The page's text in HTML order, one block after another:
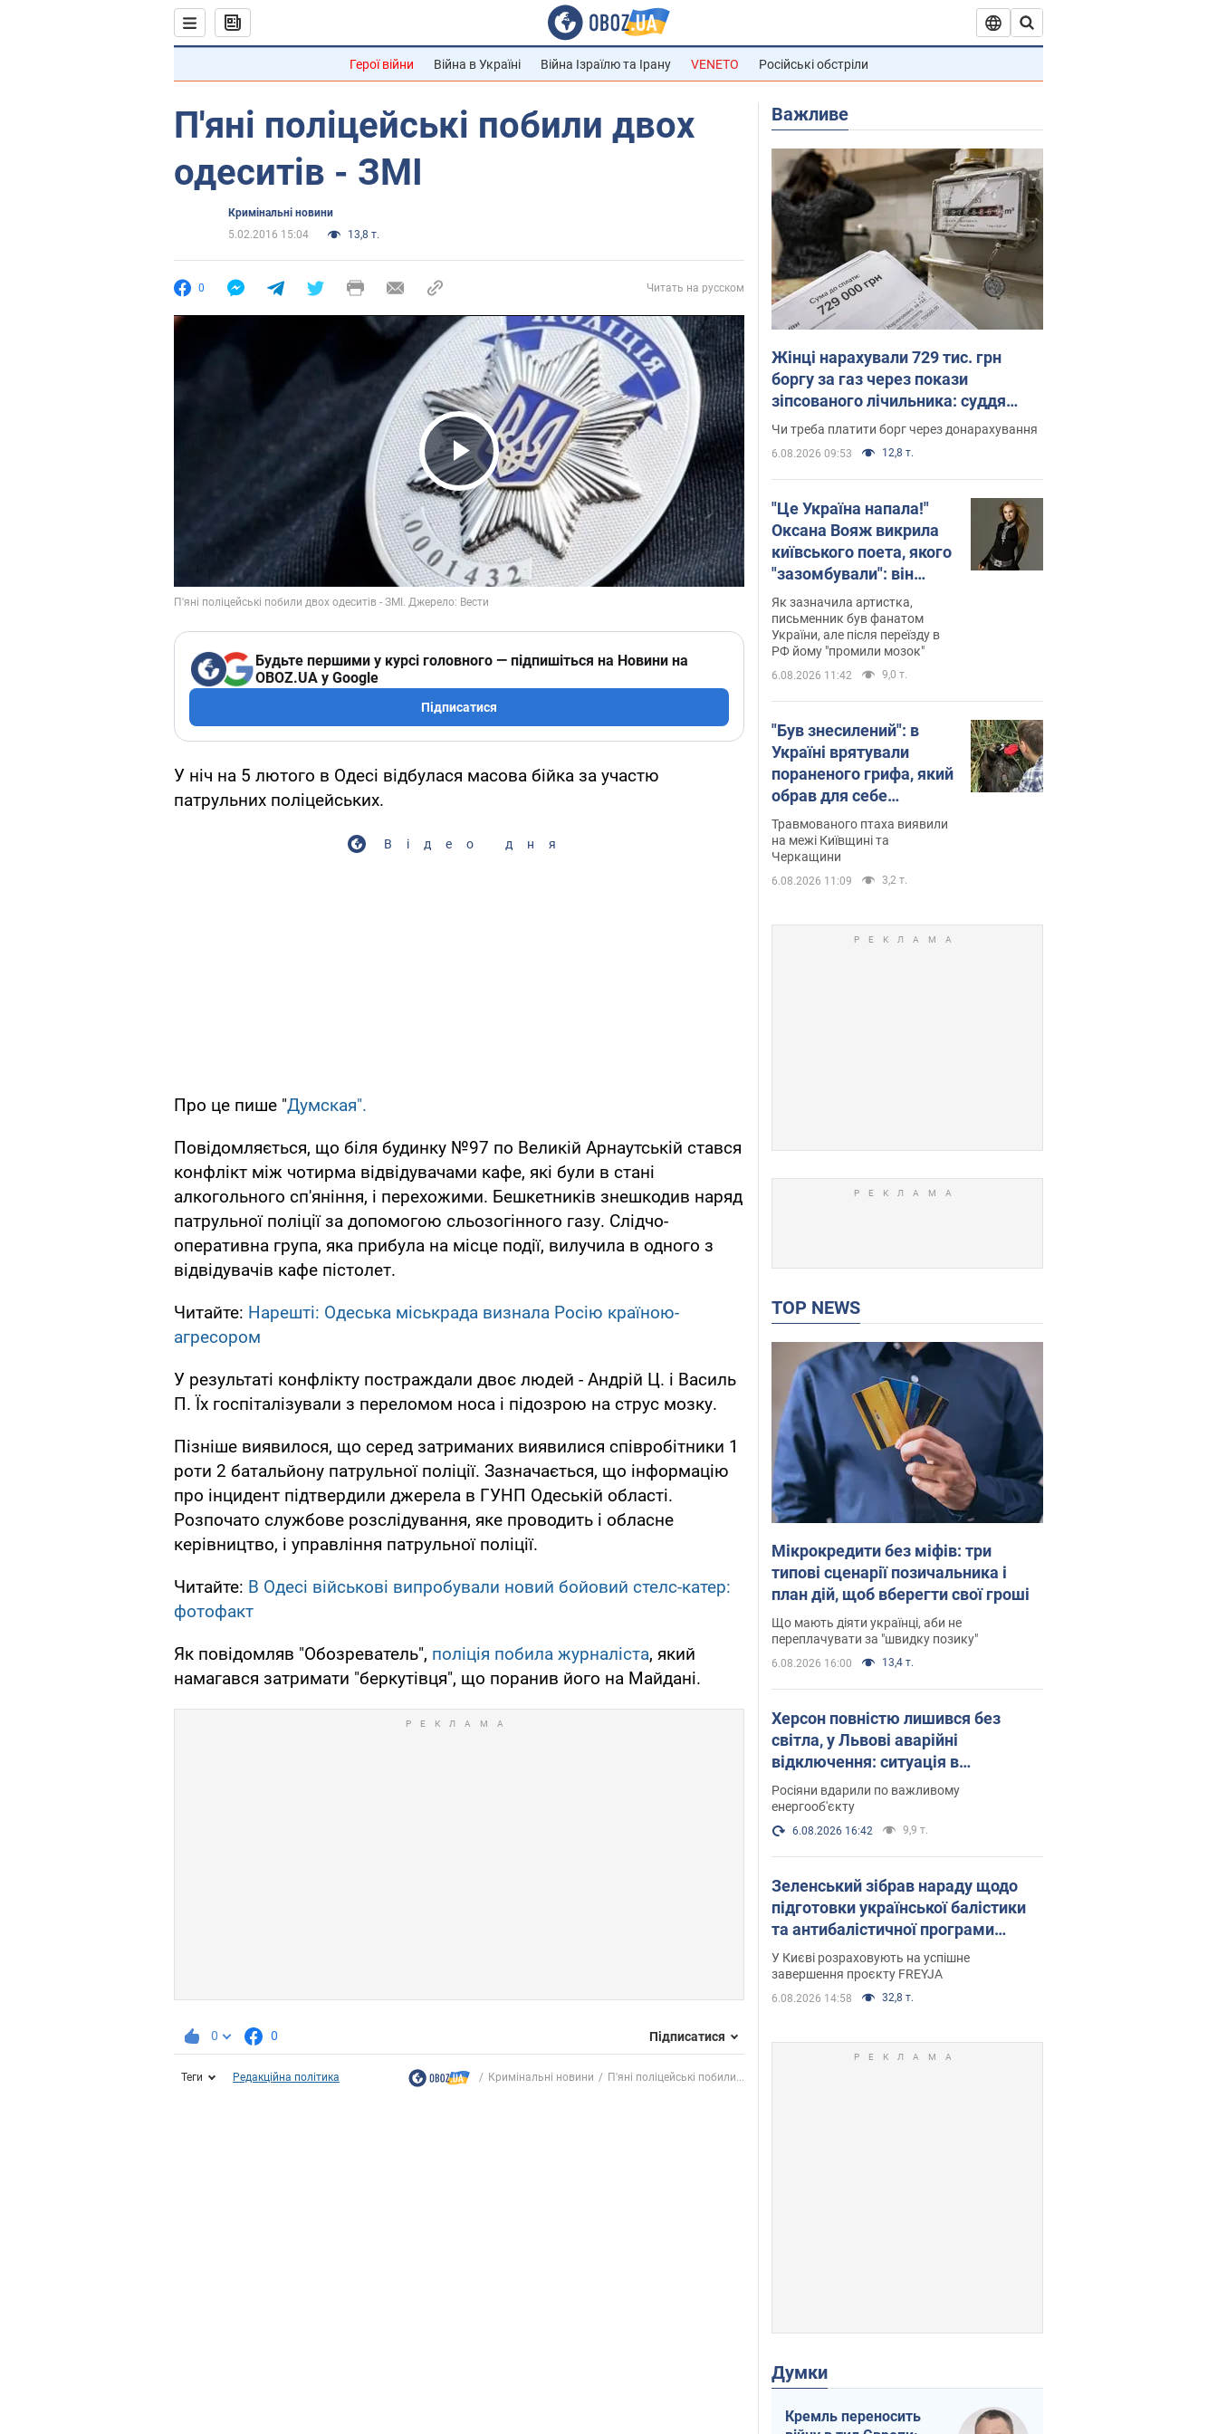
Герої війни Війна в Україні Війна Ізраїлю та Ірану VENETO Російські обстріли
П'яні поліцейські побили двох
одеситів - ЗМІ
Кримінальні новини
5.02.2016 15:04
13,8 т.
0 Читать на русском
Play Video
Будьте першими у курсі головного — підпишіться на Новини на
OBOZ.UA у Google
Підписатися
У ніч на 5 лютого в Одесі відбулася масова бійка за участю
патрульних поліцейських.
Відео дня
Про це пише "Думская".
Повідомляється, що біля будинку №97 по Великій Арнаутській стався
конфлікт між чотирма відвідувачами кафе, які були в стані
алкогольного сп'яніння, і перехожими. Бешкетників знешкодив наряд
патрульної поліції за допомогою сльозогінного газу. Слідчо-
оперативна група, яка прибула на місце події, вилучила в одного з
відвідувачів кафе пістолет.
Читайте: Нарешті: Одеська міськрада визнала Росію країною-
агресором
У результаті конфлікту постраждали двоє людей - Андрій Ц. і Василь
П. Їх госпіталізували з переломом носа і підозрою на струс мозку.
Пізніше виявилося, що серед затриманих виявилися співробітники 1
роти 2 батальйону патрульної поліції. Зазначається, що інформацію
про інцидент підтвердили джерела в ГУНП Одеській області.
Розпочато службове розслідування, яке проводить і обласне
керівництво, і управління патрульної поліції.
Читайте: В Одесі військові випробували новий бойовий стелс-катер:
фотофакт
Як повідомляв "Обозреватель", поліція побила журналіста, який
намагався затримати "беркутівця", що поранив його на Майдані.
0 0 Підписатися
Теги Редакційна політика Кримінальні новини П'яні поліцейські побили...
Важливе
Жінці нарахували 729 тис. грн
боргу за газ через покази
зіпсованого лічильника: суддя
ухвалив неочікуване рішення
Чи треба платити борг через донарахування
6.08.2026 09:53 12,8 т.
"Це Україна напала!"
Оксана Вояж викрила
київського поета, якого
"зазомбували": він
навіть російської не
знав, а тепер хоче
геноциду українців
Як зазначила артистка,
письменник був фанатом
України, але після переїзду в
РФ йому "промили мозок"
6.08.2026 11:42 9,0 т.
"Був знесилений": в
Україні врятували
пораненого грифа, який
обрав для себе
нетиповий маршрут.
Фото
Травмованого птаха виявили
на межі Київщині та
Черкащини
6.08.2026 11:09 3,2 т.
TOP NEWS
Мікрокредити без міфів: три
типові сценарії позичальника і
план дій, щоб вберегти свої гроші
Що мають діяти українці, аби не
переплачувати за "швидку позику"
6.08.2026 16:00 13,4 т.
Херсон повністю лишився без
світла, у Львові аварійні
відключення: ситуація в
енергосистемі 6 серпня
Росіяни вдарили по важливому
енергооб'єкту
6.08.2026 16:42 9,9 т.
Зеленський зібрав нараду щодо
підготовки української балістики
та антибалістичної програми
FREYJA: які рішення готуються
У Києві розраховують на успішне
завершення проєкту FREYJA
6.08.2026 14:58 32,8 т.
Думки
Кремль переносить